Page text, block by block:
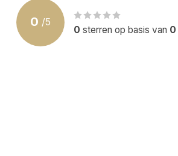
0 /5
0 sterren op basis van 0